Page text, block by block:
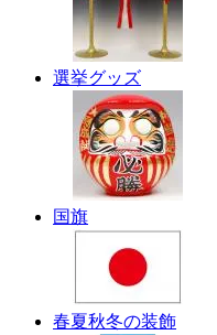
選挙グッズ
国旗
春夏秋冬の装飾